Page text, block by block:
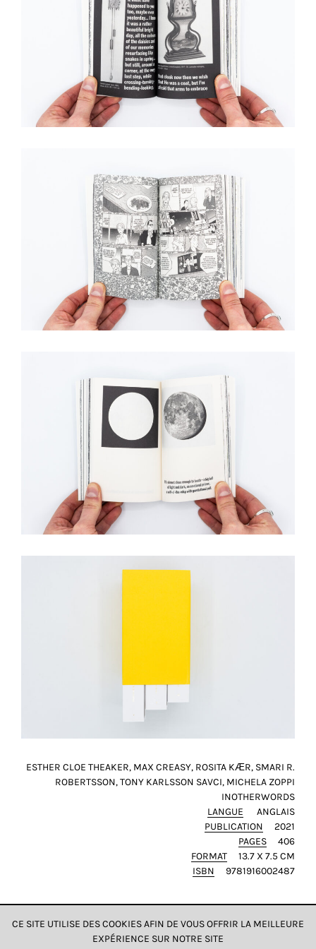
ESTHER CLOE THEAKER, MAX CREASY, ROSITA KÆR, SMARI R.
ROBERTSSON, TONY KARLSSON SAVCI, MICHELA ZOPPI
INOTHERWORDS
LANGUE
ANGLAIS
PUBLICATION
2021
PAGES
406
FORMAT
13.7 X 7.5 CM
ISBN
9781916002487
DONNÉES & CONFIDENTIALITÉ
CE SITE UTILISE DES COOKIES AFIN DE VOUS OFFRIR LA MEILLEURE
EXPÉRIENCE SUR NOTRE SITE